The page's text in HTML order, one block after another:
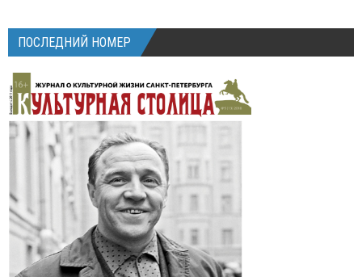
ПОСЛЕДНИЙ НОМЕР